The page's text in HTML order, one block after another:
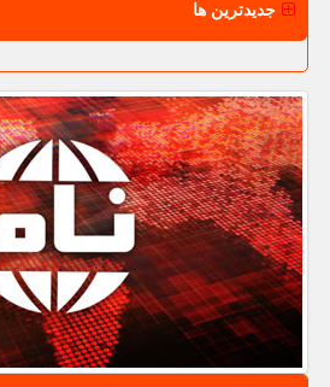
جدیدترین ها